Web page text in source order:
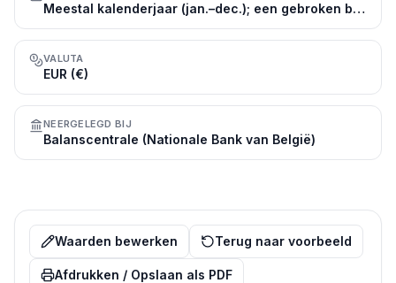
Meestal kalenderjaar (jan.–dec.); een gebroken boekjaar is toegestaan
VALUTA
EUR (€)
NEERGELEGD BIJ
Balanscentrale (Nationale Bank van België)
Waarden bewerken Terug naar voorbeeld
Afdrukken / Opslaan als PDF